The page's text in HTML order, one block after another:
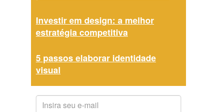
Investir em design: a melhor
estratégia competitiva
5 passos elaborar identidade
visual